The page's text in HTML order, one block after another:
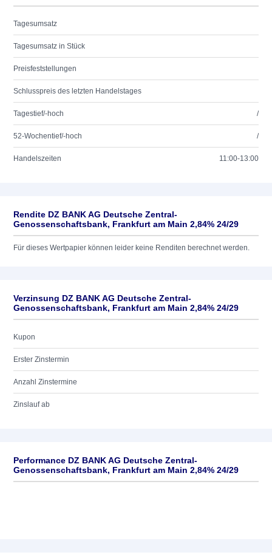
Tagesumsatz
Tagesumsatz in Stück
Preisfeststellungen
Schlusspreis des letzten Handelstages
Tagestief/-hoch /
52-Wochentief/-hoch /
Handelszeiten 11:00-13:00
Rendite DZ BANK AG Deutsche Zentral-
Genossenschaftsbank, Frankfurt am Main 2,84% 24/29
Für dieses Wertpapier können leider keine Renditen berechnet werden.
Verzinsung DZ BANK AG Deutsche Zentral-
Genossenschaftsbank, Frankfurt am Main 2,84% 24/29
Kupon
Erster Zinstermin
Anzahl Zinstermine
Zinslauf ab
Performance DZ BANK AG Deutsche Zentral-
Genossenschaftsbank, Frankfurt am Main 2,84% 24/29